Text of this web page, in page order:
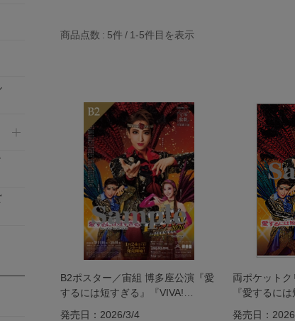
商品点数 5件 1-5件目を表示
B2ポスター／宙組 博多座公演『愛
するには短すぎる』『VIVA!
FESTA! 2026 in HAKATA』
発売日：2026/3/4
両ポケット
『愛するに
FESTA! 2026
発売日：